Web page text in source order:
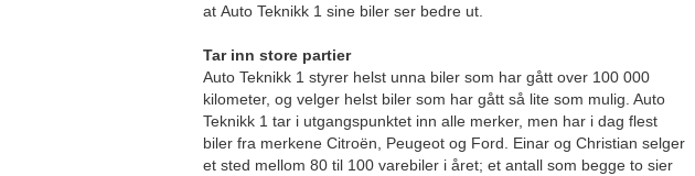
at Auto Teknikk 1 sine biler ser bedre ut.
Tar inn store partier
Auto Teknikk 1 styrer helst unna biler som har gått over 100 000
kilometer, og velger helst biler som har gått så lite som mulig. Auto
Teknikk 1 tar i utgangspunktet inn alle merker, men har i dag flest
biler fra merkene Citroën, Peugeot og Ford. Einar og Christian selger
et sted mellom 80 til 100 varebiler i året; et antall som begge to sier